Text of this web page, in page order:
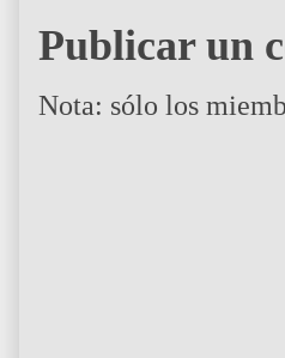
Publicar un
Nota: sólo los